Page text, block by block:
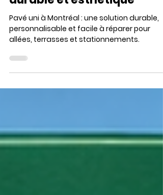
Les avantages du pavé uni
à Montréal : un choix
durable et esthétique
Pavé uni à Montréal : une solution durable,